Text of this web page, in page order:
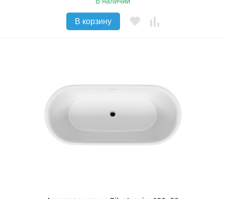
В корзину